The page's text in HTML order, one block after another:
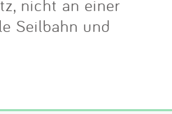
nicht an einer
Seilbahn und